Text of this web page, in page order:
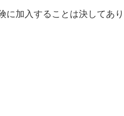
に加入することは決してあり